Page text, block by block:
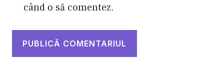
când o să comentez.